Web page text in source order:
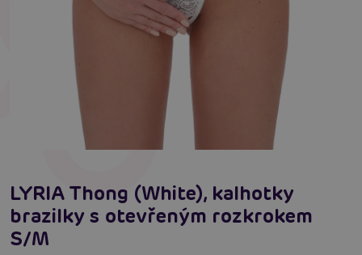
LYRIA Thong (White), kalhotky
brazilky s otevřeným rozkrokem
S/M